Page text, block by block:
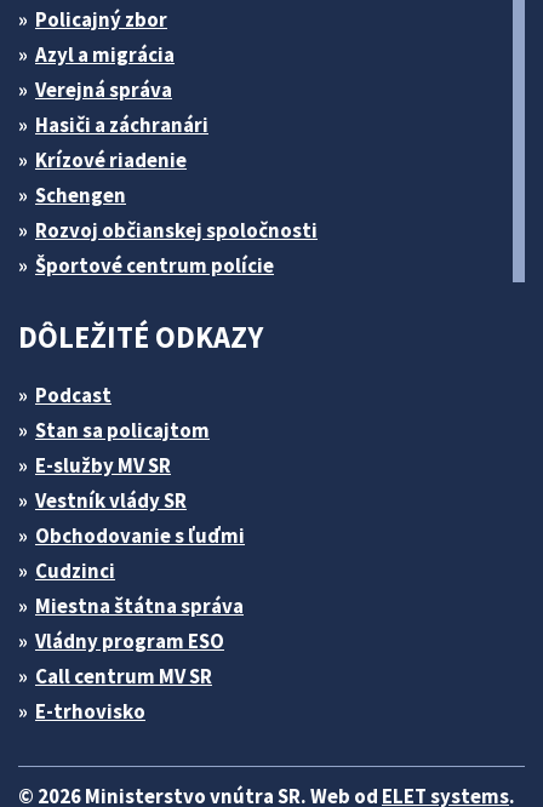
Policajný zbor
Azyl a migrácia
Verejná správa
Hasiči a záchranári
Krízové riadenie
Schengen
Rozvoj občianskej spoločnosti
Športové centrum polície
DÔLEŽITÉ ODKAZY
Podcast
Stan sa policajtom
E-služby MV SR
Vestník vlády SR
Obchodovanie s ľuďmi
Cudzinci
Miestna štátna správa
Vládny program ESO
Call centrum MV SR
E-trhovisko
© 2026 Ministerstvo vnútra SR. Web od ELET systems.